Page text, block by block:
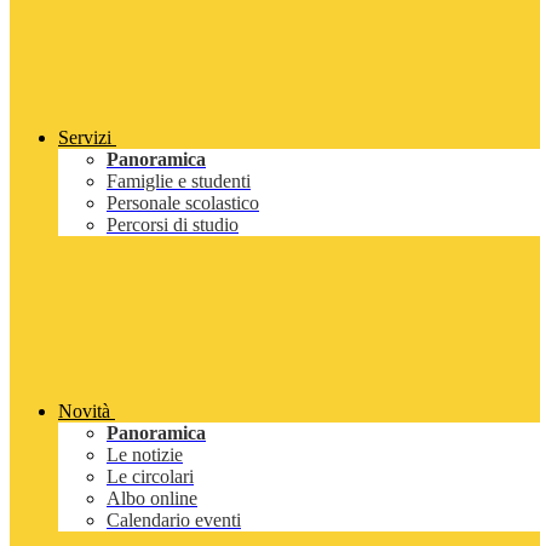
Servizi
Panoramica
Famiglie e studenti
Personale scolastico
Percorsi di studio
Novità
Panoramica
Le notizie
Le circolari
Albo online
Calendario eventi